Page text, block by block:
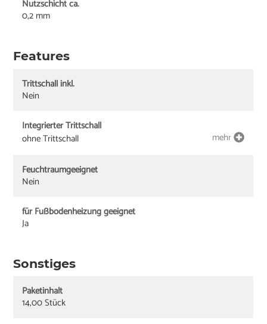
Nutzschicht ca.
0,2 mm
Features
Trittschall inkl.
Nein
Integrierter Trittschall
ohne Trittschall
mehr
Feuchtraumgeeignet
Nein
für Fußbodenheizung geeignet
Ja
Sonstiges
Paketinhalt
14,00 Stück